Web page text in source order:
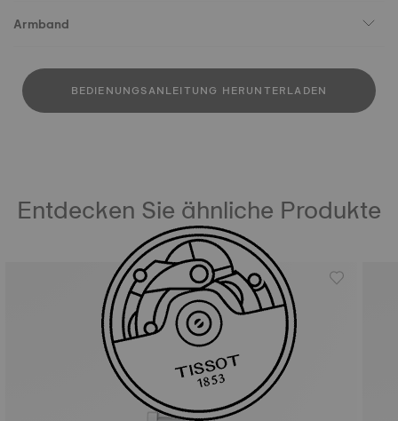
Armband
BEDIENUNGSANLEITUNG HERUNTERLADEN
Entdecken Sie ähnliche Produkte